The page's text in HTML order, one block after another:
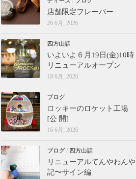
店舗限定フレーバー
26 6月, 2026
四方山話
いよいよ６月19日(金)10時
リニューアルオープン
18 6月, 2026
ブログ
ロッキーのロケット工場
[公 開]
16 6月, 2026
ブログ / 四方山話
リニューアルてんやわんや
記〜サイン編